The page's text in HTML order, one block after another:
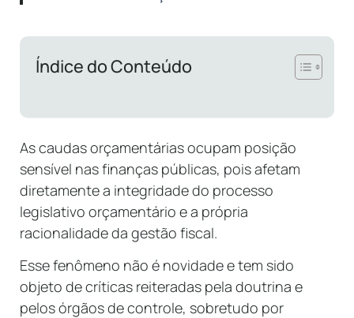
Índice do Conteúdo
As caudas orçamentárias ocupam posição
sensível nas finanças públicas, pois afetam
diretamente a integridade do processo
legislativo orçamentário e a própria
racionalidade da gestão fiscal.
Esse fenômeno não é novidade e tem sido
objeto de críticas reiteradas pela doutrina e
pelos órgãos de controle, sobretudo por